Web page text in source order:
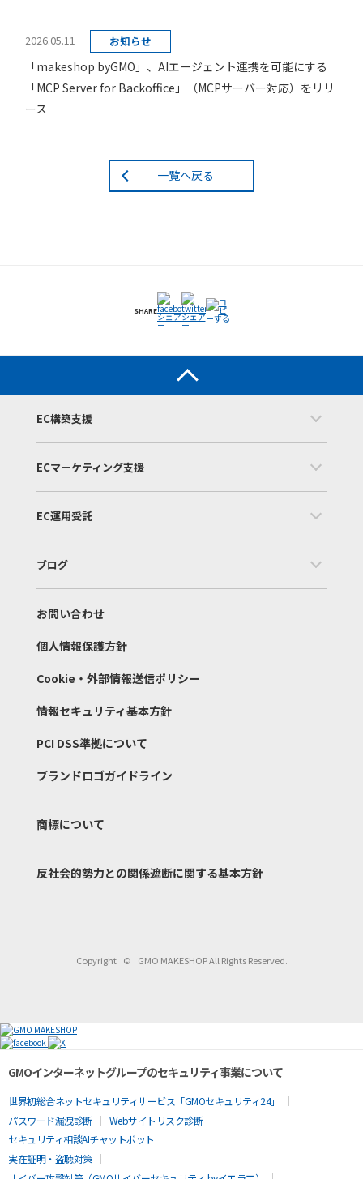
2026.05.11 お知らせ
「makeshop byGMO」、AIエージェント連携を可能にする
「MCP Server for Backoffice」（MCPサーバー対応）をリリ
ース
一覧へ戻る
SHARE
EC構築支援
ECマーケティング支援
EC運用受託
ブログ
お問い合わせ
個人情報保護方針
Cookie・外部情報送信ポリシー
情報セキュリティ基本方針
PCI DSS準拠について
ブランドロゴガイドライン
商標について
反社会的勢力との関係遮断に関する基本方針
Copyright © GMO MAKESHOP All Rights Reserved.
GMOインターネットグループのセキュリティ事業について
世界初総合ネットセキュリティサービス「GMOセキュリティ24」
パスワード漏洩診断
Webサイトリスク診断
セキュリティ相談AIチャットボット
実在証明・盗聴対策